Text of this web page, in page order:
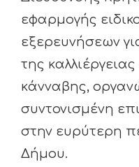
εφαρμογής
εξερευνήσεων
της
κάνναβης,
συντονισμένη
στην ευρύτερη
Δήμου.